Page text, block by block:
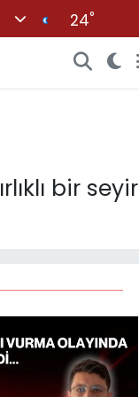
24°
bir seyir